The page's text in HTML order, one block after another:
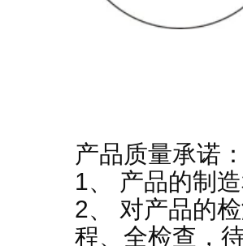
产品质量承诺
1、 产品的制
2、 对产品的
程、全检查，